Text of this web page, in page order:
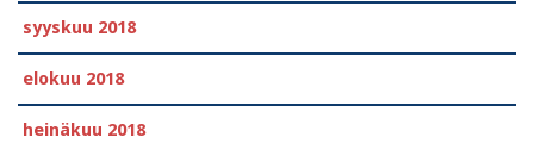
syyskuu 2018
elokuu 2018
heinäkuu 2018